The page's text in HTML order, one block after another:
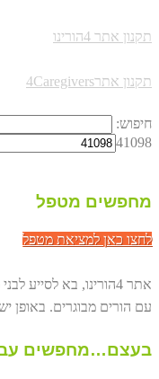
תקנון אתר 4הורינו
תקנון אתר4Caregivers
חיפוש:
41098
מחפשים מטפל
לחצו כאן למציאת מטפל
אתר 4הורינו, בא
עם הורים מבוגרים. באופן
בעצם…מחפשים